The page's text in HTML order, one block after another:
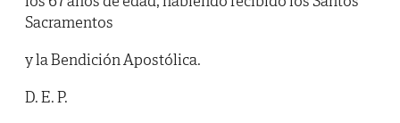
Sacramentos
y la Bendición Apostólica.
D. E. P.